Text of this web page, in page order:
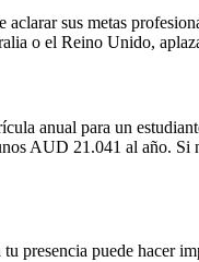
sus metas
o el Reino Unido,
anual para un
AUD 21.041 al año.
presencia puede hacer